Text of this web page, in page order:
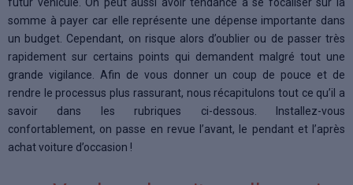
somme à payer car elle représente une dépense importante dans
un budget. Cependant, on risque alors d’oublier ou de passer très
rapidement sur certains points qui demandent malgré tout une
grande vigilance. Afin de vous donner un coup de pouce et de
rendre le processus plus rassurant, nous récapitulons tout ce qu’il a
savoir dans les rubriques ci-dessous. Installez-vous
confortablement, on passe en revue l’avant, le pendant et l’après
achat voiture d’occasion !